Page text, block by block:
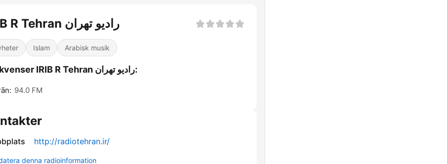
IRIB R Tehran رادیو تهران
Islam Arabisk musik
Frekvenser IRIB R Tehran رادیو تهران:
94.0 FM
http://radiotehran.ir/
denna radioinformation